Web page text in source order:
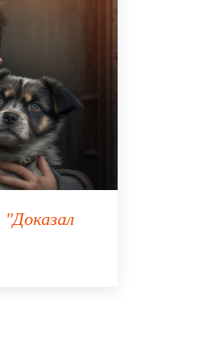
"Доказал